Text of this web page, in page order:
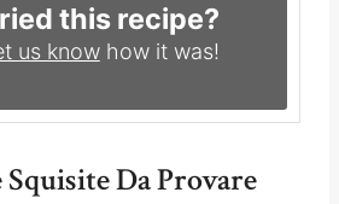
this recipe?
us knowhow it was!
Da Provare